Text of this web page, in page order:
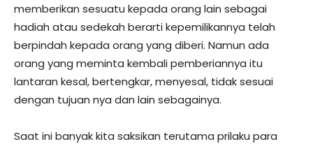
memberikan sesuatu kepada orang lain sebagai
hadiah atau sedekah berarti kepemilikannya telah
berpindah kepada orang yang diberi. Namun ada
orang yang meminta kembali pemberiannya itu
lantaran kesal, bertengkar, menyesal, tidak sesuai
dengan tujuan nya dan lain sebagainya.
Saat ini banyak kita saksikan terutama prilaku para